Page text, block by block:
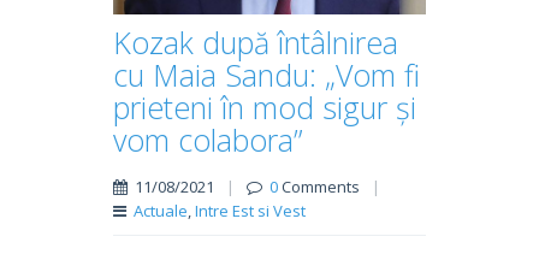
Kozak după întâlnirea
cu Maia Sandu: „Vom fi
prieteni în mod sigur și
vom colabora”
11/08/2021 | 0Comments
|
Actuale,Intre Est si Vest